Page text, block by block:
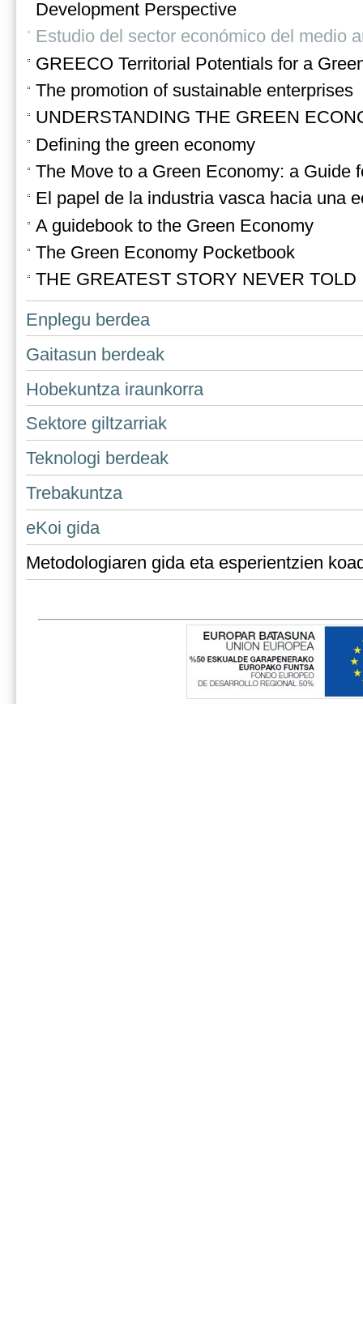
Development Perspective
Estudio del sector económico del medio
GREECO Territorial Potentials for a
The promotion of sustainable enterprises
UNDERSTANDING THE GREEN
Defining the green economy
The Move to a Green Economy: a Guide
El papel de la industria vasca hacia una
A guidebook to the Green Economy
The Green Economy Pocketbook
THE GREATEST STORY NEVER TOLD
Enplegu berdea
Gaitasun berdeak
Hobekuntza iraunkorra
Sektore giltzarriak
Teknologi berdeak
Trebakuntza
eKoi gida
Metodologiaren gida eta esperientzien